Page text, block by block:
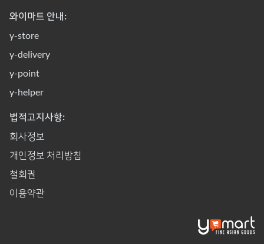
와이마트 안내:
y-store
y-delivery
y-point
y-helper
법적고지사항:
회사정보
개인정보 처리방침
철회권
이용약관